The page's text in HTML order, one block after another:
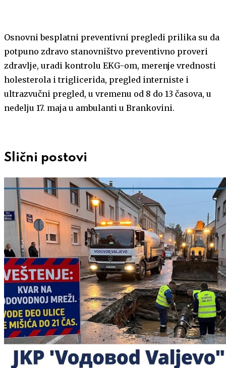
Osnovni besplatni preventivni pregledi prilika su da
potpuno zdravo stanovništvo preventivno proveri
zdravlje, uradi kontrolu EKG-om, merenje vrednosti
holesterola i triglicerida, pregled interniste i
ultrazvučni pregled, u vremenu od 8 do 13 časova, u
nedelju 17. maja u ambulanti u Brankovini.
Slični postovi